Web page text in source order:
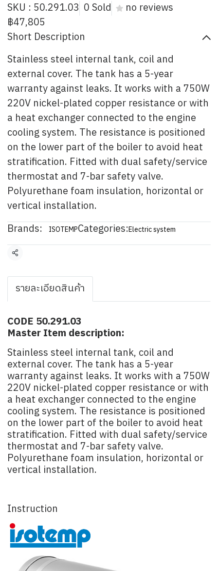
SKU : 50.291.03 0 Sold
no reviews
฿47,805
Short Description
Stainless steel internal tank, coil and
external cover. The tank has a 5-year
warranty against leaks. It works with a 750W
220V nickel-plated copper resistance or with
a heat exchanger connected to the engine
cooling system. The resistance is positioned
on the lower part of the boiler to avoid heat
stratification. Fitted with dual safety/service
thermostat and 7-bar safety valve.
Polyurethane foam insulation, horizontal or
vertical installation.
Brands:
ISOTEMPCategories:Electric system
Share
รายละเอียดสินค้า
CODE 50.291.03
Master Item description:
Stainless steel internal tank, coil and
external cover. The tank has a 5-year
warranty against leaks. It works with a 750W
220V nickel-plated copper resistance or with
a heat exchanger connected to the engine
cooling system. The resistance is positioned
on the lower part of the boiler to avoid heat
stratification. Fitted with dual safety/service
thermostat and 7-bar safety valve.
Polyurethane foam insulation, horizontal or
vertical installation.
Instruction